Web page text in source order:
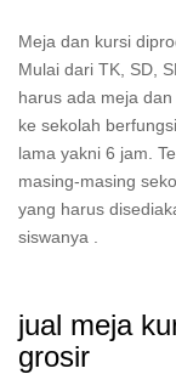
Meja dan kursi
Mulai dari TK, SD,
harus ada meja
ke sekolah
lama yakni 6 jam.
masing-masing
yang harus
siswanya .
jual meja
grosir